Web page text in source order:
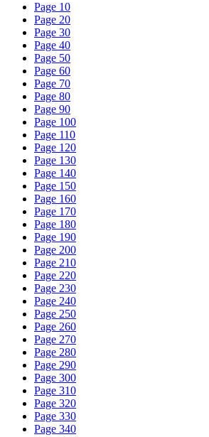
Page 10
Page 20
Page 30
Page 40
Page 50
Page 60
Page 70
Page 80
Page 90
Page 100
Page 110
Page 120
Page 130
Page 140
Page 150
Page 160
Page 170
Page 180
Page 190
Page 200
Page 210
Page 220
Page 230
Page 240
Page 250
Page 260
Page 270
Page 280
Page 290
Page 300
Page 310
Page 320
Page 330
Page 340